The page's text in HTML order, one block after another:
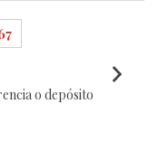
o depósito